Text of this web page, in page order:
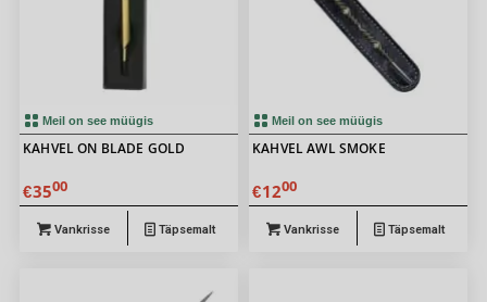
Meil on see müügis
KAHVEL ON BLADE GOLD
€3500
Vankrisse Täpsemalt
Meil on see müügis
KAHVEL AWL SMOKE
€1200
Vankrisse Täpsemalt